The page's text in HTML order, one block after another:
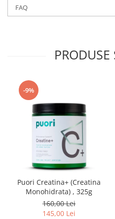
FAQ
-9%
Puori Creatina+ (Creatina
Monohidrata) , 325g
160,00 Lei
145,00 Lei